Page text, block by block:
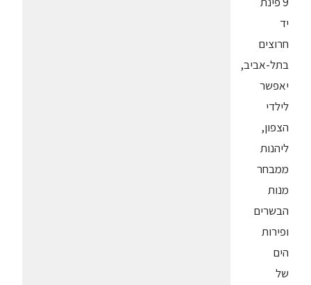
יד
חרוצים
בתל-אביב,
יאפשר
לילדי
הצפון,
ליהנות
ממבחר
מנות
הבשרים
ופירות
הים
של